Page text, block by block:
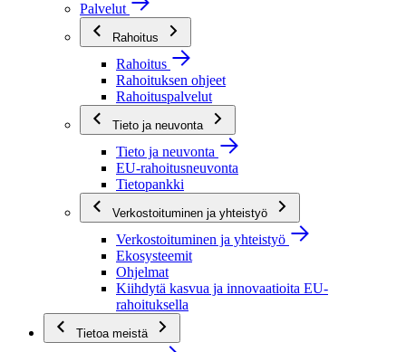
Palvelut
Rahoitus
Rahoitus
Rahoituksen ohjeet
Rahoituspalvelut
Tieto ja neuvonta
Tieto ja neuvonta
EU-rahoitusneuvonta
Tietopankki
Verkostoituminen ja yhteistyö
Verkostoituminen ja yhteistyö
Ekosysteemit
Ohjelmat
Kiihdytä kasvua ja innovaatioita EU-
rahoituksella
Tietoa meistä